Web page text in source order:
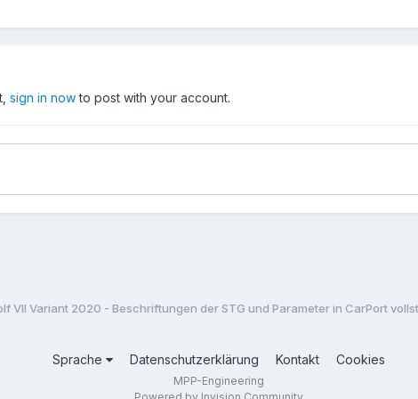
sign in nowto post with your account.
VII Variant 2020 - Beschriftungen der STG und Parameter in CarPort
Sprache Datenschutzerklärung Kontakt Cookies
MPP-Engineering